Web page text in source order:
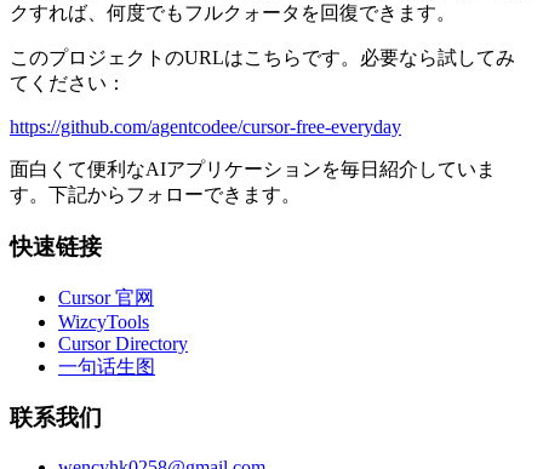
クすれば、何度でもフルクォータを回復できます。
このプロジェクトのURLはこちらです。必要なら試してみ
てください：
https://github.com/agentcodee/cursor-free-everyday
面白くて便利なAIアプリケーションを毎日紹介していま
す。下記からフォローできます。
快速链接
Cursor 官网
WizcyTools
Cursor Directory
一句话生图
联系我们